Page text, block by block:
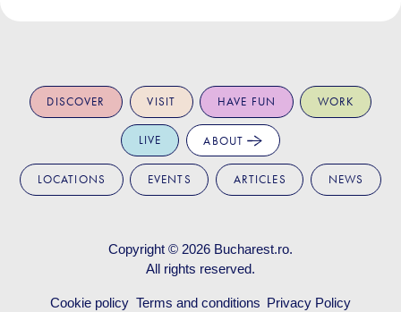
DISCOVER VISIT HAVE FUN WORK
LIVE ABOUT
LOCATIONS EVENTS ARTICLES NEWS
Copyright © 2026 Bucharest.ro.
All rights reserved.
Cookie policy Terms and conditions Privacy Policy